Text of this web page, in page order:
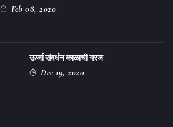
Feb 08, 2020
ऊर्जा संवर्धन काळाची गरज
Dec 19, 2020